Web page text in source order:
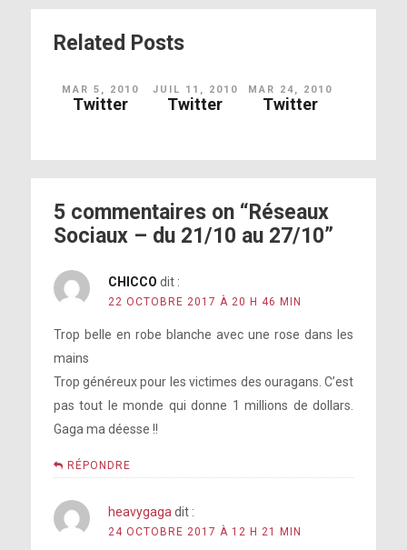
Voir sur Instagram
@brandonmaxwell Les boucles d’oreille les sacs les
Voir sur Instagram
Related Posts
MAR 5, 2010
Twitter
JUIL 11, 2010
Twitter
MAR 24, 2010
Twitter
5 commentaires on “Réseaux
Sociaux – du 21/10 au 27/10”
CHICCO dit :
22 OCTOBRE 2017 À 20 H 46 MIN
Trop belle en robe blanche avec une rose dans les
mains
Trop généreux pour les victimes des ouragans. C’est
pas tout le monde qui donne 1 millions de dollars.
Gaga ma déesse !!
RÉPONDRE
heavygaga dit :
24 OCTOBRE 2017 À 12 H 21 MIN